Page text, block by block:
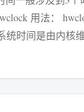
是CMOS时钟；而系统时